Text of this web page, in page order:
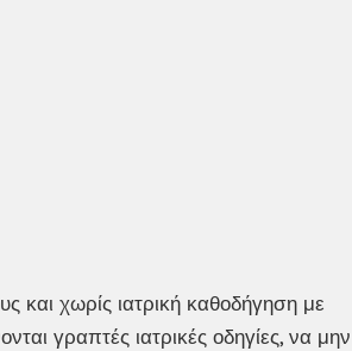
και χωρίς ιατρική καθοδήγηση με
γραπτές ιατρικές οδηγίες, να μην